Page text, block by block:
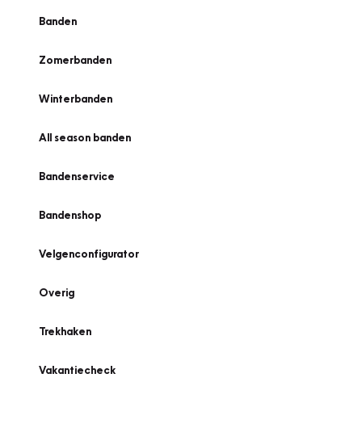
Banden
Zomerbanden
Winterbanden
All season banden
Bandenservice
Bandenshop
Velgenconfigurator
Overig
Trekhaken
Vakantiecheck